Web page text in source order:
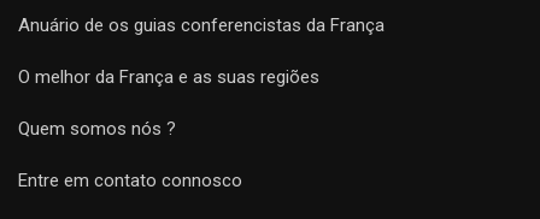
Anuário de os guias conferencistas da França
O melhor da França e as suas regiões
Quem somos nós ?
Entre em contato connosco